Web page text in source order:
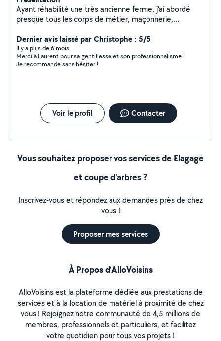
Ayant réhabilité une très ancienne ferme, j'ai abordé
presque tous les corps de métier, maçonnerie,
continué par la soudure à l'arc, la construction
métallique... Et les assemblages bois métaux. J'ai investi
lourdement dans de l'outillage pro de marque. Tarière,
scies à onglet, rabots, dégauchisseuse etc ... Du moyen
aussi le concevoir ensemble, le dessiner et bâtir un
exemple unique. J'aime proposer des idées originales
oeuvre pour le remplacement de pièces de charpentes.
J'ai des connaissances en isolation.
Dernier avis laissé par Christophe : 5/5
Il y a plus de 6 mois
Merci à Laurent pour sa gentillesse et son professionnalisme !
Je recommande sans hésiter !
Voir le profil Contacter
Vous souhaitez proposer vos services de Elagage
et coupe d'arbres ?
Inscrivez-vous et répondez aux demandes près de chez
vous !
Proposer mes services
À Propos d’AlloVoisins
AlloVoisins est la plateforme dédiée aux prestations de
services et à la location de matériel à proximité de chez
vous ! Rejoignez notre communauté de 4,5 millions de
membres, professionnels et particuliers, et facilitez
votre quotidien pour tous vos projets !